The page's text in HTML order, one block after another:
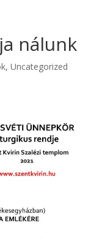
nálunk
,Uncategorized